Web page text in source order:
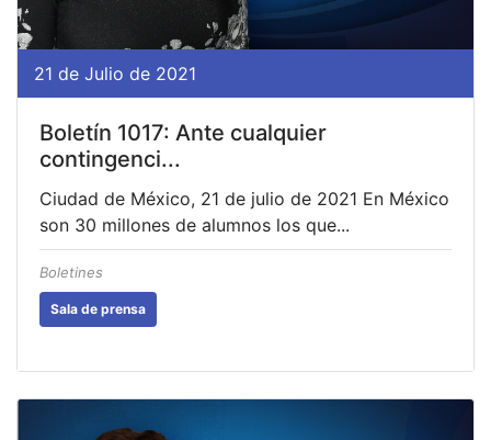
21 de Julio de 2021
Boletín 1017: Ante cualquier
contingenci...
Ciudad de México, 21 de julio de 2021 En México
son 30 millones de alumnos los que...
Boletines
Sala de prensa